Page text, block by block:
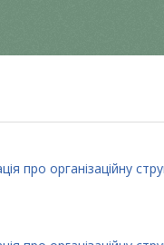
про організаційну